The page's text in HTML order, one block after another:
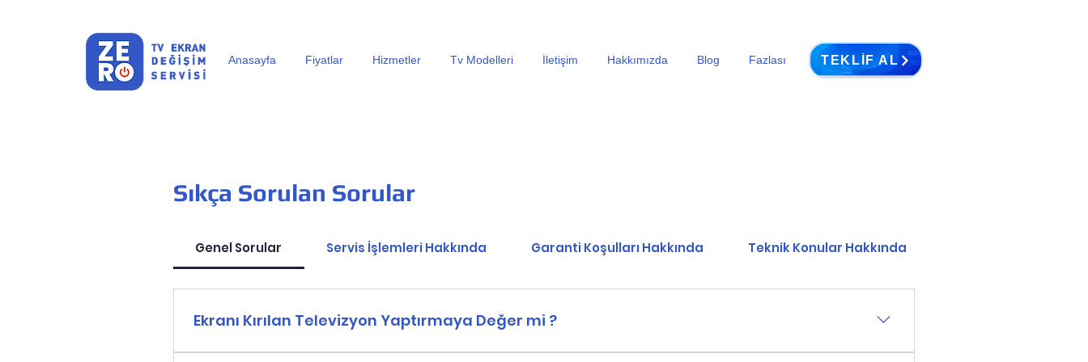
TEKLIF AL
Anasayfa Fiyatlar Hizmetler Tv Modelleri İletişim Hakkımızda Blog Fazlası
Sıkça Sorulan Sorular
Genel Sorular Servis İşlemleri Hakkında Garanti Koşulları Hakkında Teknik Konular Hakkında
Ekranı Kırılan Televizyon Yaptırmaya Değer mi ?